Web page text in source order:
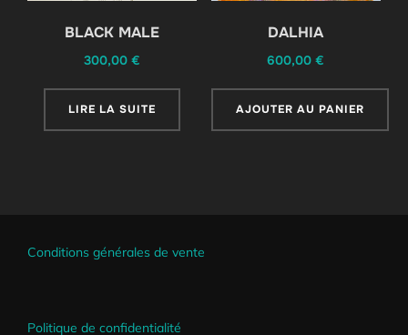
BLACK MALE
300,00€
LIRE LA SUITE
DALHIA
600,00€
AJOUTER AU PANIER
Conditions générales de vente
Politique de confidentialité